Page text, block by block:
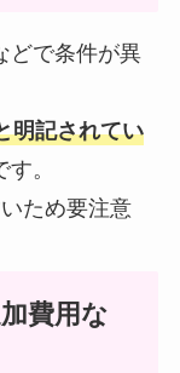
どで条件が異
明記されてい
す。
ため要注意
費用な